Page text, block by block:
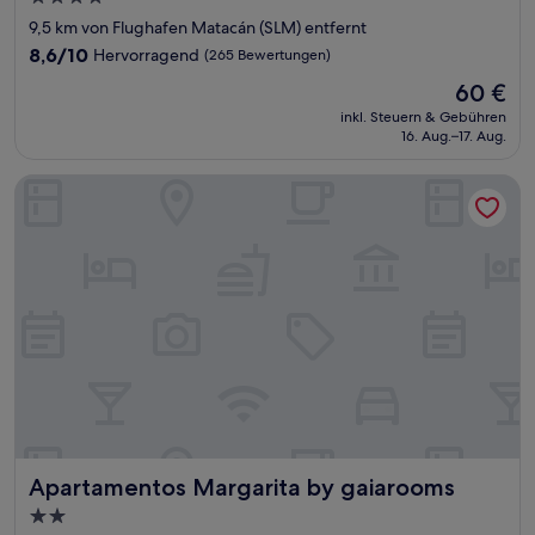
Sterne-
Unterkunft
9,5 km von Flughafen Matacán (SLM) entfernt
8.6
8,6/10 Hervorragend (265 Bewertungen)
Der
Preis
beträgt
60 €
inkl. Steuern & Gebühren
16. Aug.–17. Aug.
Apartamentos Margarita by gaiarooms
Apartamentos Margarita by gaiarooms
2.0-
Apartamentos Margarita by gaiarooms